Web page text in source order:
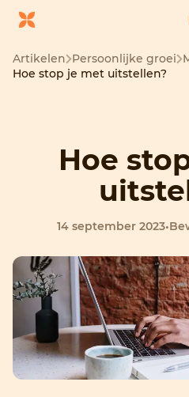
Artikelen Persoonlijke groei
Hoe stop je met uitstellen?
Hoe
14 september 2023•